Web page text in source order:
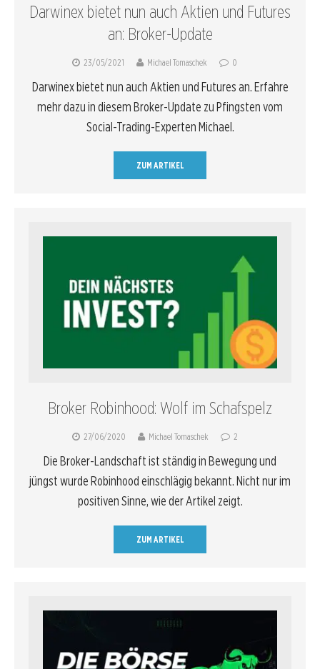
Darwinex bietet nun auch Aktien und Futures
an: Broker-Update
23/05/2021 Michael Tomaschek 0
Darwinex bietet nun auch Aktien und Futures an. Erfahre
mehr dazu in diesem Broker-Update zu Pfingsten vom
Social-Trading-Experten Michael.
ZUM ARTIKEL
Broker Robinhood: Wolf im Schafspelz
27/06/2020 Michael Tomaschek 2
Die Broker-Landschaft ist ständig in Bewegung und
jüngst wurde Robinhood einschlägig bekannt. Nicht nur im
positiven Sinne, wie der Artikel zeigt.
ZUM ARTIKEL